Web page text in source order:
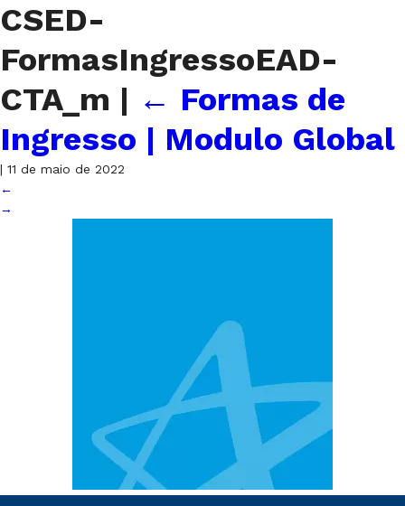
CSED-
FormasIngressoEAD-
CTA_m | ← Formas de
Ingresso | Modulo Global
| 11 de maio de 2022
←
→